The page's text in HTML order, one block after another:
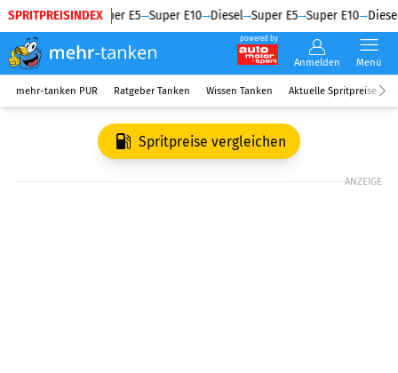
SPRITPREISINDEX
Diesel Super E5 Super E10 Diesel Super E5 Super E10 Diesel
powered by
Anmelden Menü
mehr-tanken PUR Ratgeber Tanken Wissen Tanken Aktuelle Spritpreise
Spritpreise vergleichen
ANZEIGE